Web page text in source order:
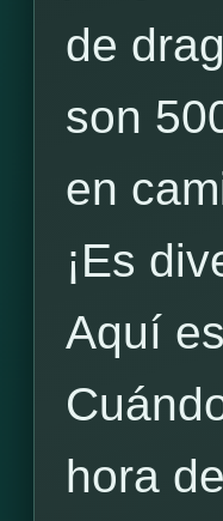
de
son
en
¡Es
Aquí
hora